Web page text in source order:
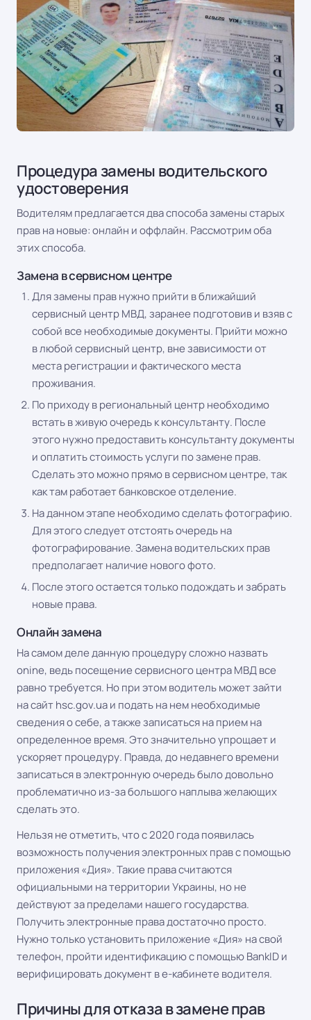
Процедура замены водительского
удостоверения
Водителям предлагается два способа замены старых
прав на новые: онлайн и оффлайн. Рассмотрим оба
этих способа.
Замена в сервисном центре
Для замены прав нужно прийти в ближайший
сервисный центр МВД, заранее подготовив и взяв с
собой все необходимые документы. Прийти можно
в любой сервисный центр, вне зависимости от
места регистрации и фактического места
проживания.
По приходу в региональный центр необходимо
встать в живую очередь к консультанту. После
этого нужно предоставить консультанту документы
и оплатить стоимость услуги по замене прав.
Сделать это можно прямо в сервисном центре, так
как там работает банковское отделение.
На данном этапе необходимо сделать фотографию.
Для этого следует отстоять очередь на
фотографирование. Замена водительских прав
предполагает наличие нового фото.
После этого остается только подождать и забрать
новые права.
Онлайн замена
На самом деле данную процедуру сложно назвать
onine, ведь посещение сервисного центра МВД все
равно требуется. Но при этом водитель может зайти
на сайт hsc.gov.ua и подать на нем необходимые
сведения о себе, а также записаться на прием на
определенное время. Это значительно упрощает и
ускоряет процедуру. Правда, до недавнего времени
записаться в электронную очередь было довольно
проблематично из-за большого наплыва желающих
сделать это.
Нельзя не отметить, что с 2020 года появилась
возможность получения электронных прав с помощью
приложения «Дия». Такие права считаются
официальными на территории Украины, но не
действуют за пределами нашего государства.
Получить электронные права достаточно просто.
Нужно только установить приложение «Дия» на свой
телефон, пройти идентификацию с помощью BankID и
верифицировать документ в e-кабинете водителя.
Причины для отказа в замене прав